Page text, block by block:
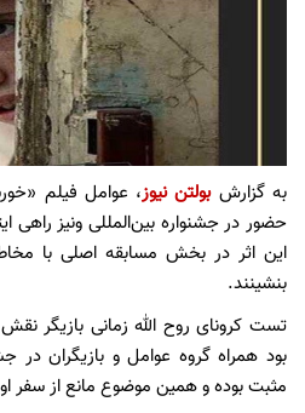
به گزارشبولتن نیوز
حضور در جشنواره بین‌المللی ونیز راهی
این اثر در بخش مسابقه اصلی با
بنشینند.
تست کرونای روح الله زمانی بازیگر
بود همراه گروه عوامل و بازیگران در
مثبت بوده و همین موضوع مانع از سفر